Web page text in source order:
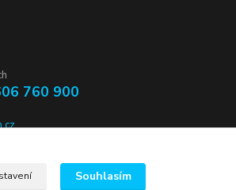
760 900
Souhlasím